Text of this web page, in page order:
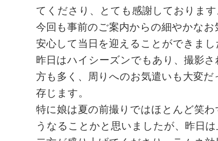
てくださり、とても感謝しております
今回も事前のご案内からの細やかなお
安心して当日を迎えることができまし
昨日はハイシーズンでもあり、撮影
方も多く、周りへのお気遣いも大変だ
存じます。
特に娘は夏の前撮りではほとんど笑わ
うなることかと思いましたが、昨日